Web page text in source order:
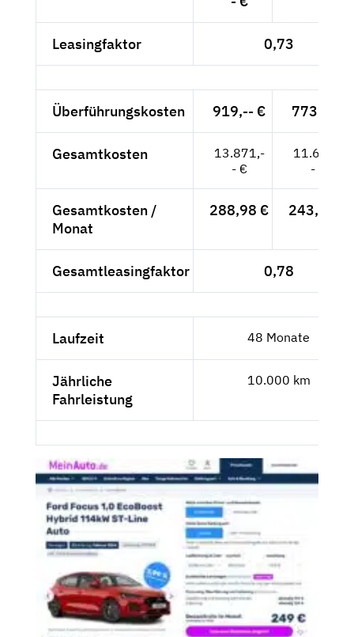
Leasingfaktor 0,73
Überführungskosten 919,-- € 773,-- €
Gesamtkosten
13.871,-
- €
11.693,-
- €
Gesamtkosten /
Monat
288,98 € 243,60 €
Gesamtleasingfaktor 0,78
Laufzeit 48 Monate
Jährliche
Fahrleistung
10.000 km